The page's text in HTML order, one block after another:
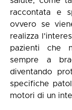
raccontata e
ovvero se
realizza
pazienti che
sempre a
diventando
specifiche
motori di un